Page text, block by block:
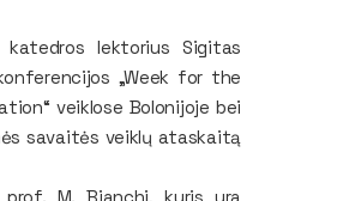
lektorius Sigitas
„Week for the
veiklose Bolonijoje bei
savaitės veiklų ataskaitą